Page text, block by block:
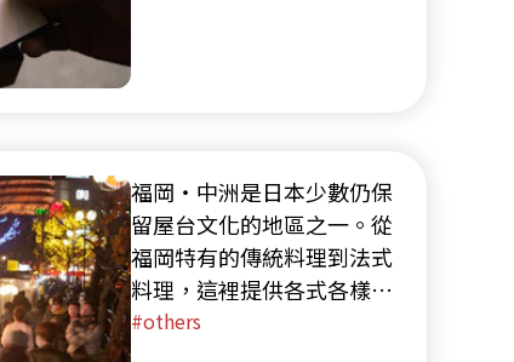
福岡・中洲是日本少數仍保
留屋台文化的地區之一。從
福岡特有的傳統料理到法式
料理，這裡提供各式各樣的
美食，是福岡觀光時絕對不
others